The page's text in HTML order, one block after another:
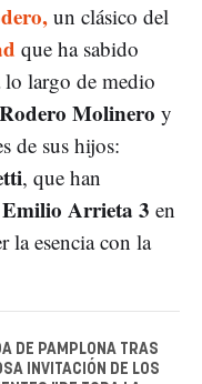
un clásico del
que ha sabido
largo de medio
Molinero y
de sus hijos:
, que han
Emilio Arrieta 3 en
la esencia con la
DE PAMPLONA TRAS
INVITACIÓN DE LOS